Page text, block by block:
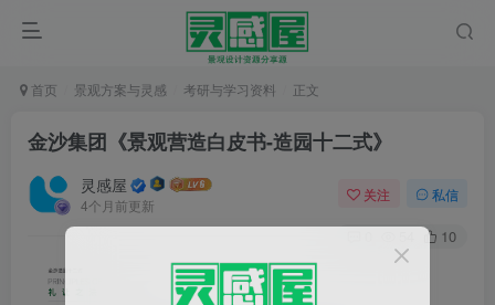
首页 景观方案与灵感 考研与学习资料 正文
金沙集团《景观营造白皮书-造园十二式》
灵感屋
4个月前更新
关注 私信
10